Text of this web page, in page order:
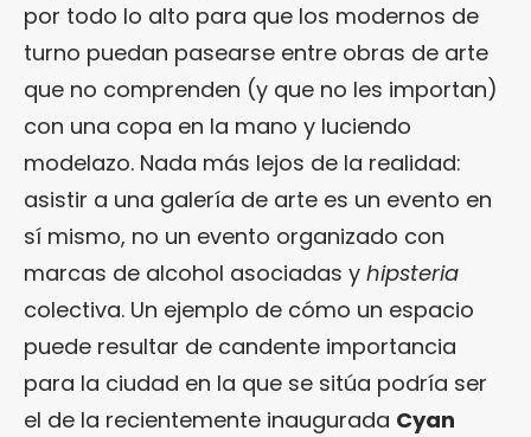
por todo lo alto para que los modernos de
turno puedan pasearse entre obras de arte
que no comprenden (y que no les importan)
con una copa en la mano y luciendo
modelazo. Nada más lejos de la realidad:
asistir a una galería de arte es un evento en
sí mismo, no un evento organizado con
marcas de alcohol asociadas y hipsteria
colectiva. Un ejemplo de cómo un espacio
puede resultar de candente importancia
para la ciudad en la que se sitúa podría ser
el de la recientemente inaugurada Cyan